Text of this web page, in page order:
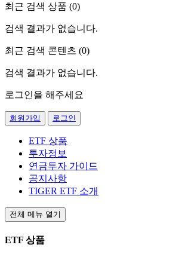
최근 검색 상품 (0)
검색 결과가 없습니다.
최근 검색 콘텐츠 (0)
검색 결과가 없습니다.
로그인을 해주세요
회원가입 로그인
ETF 상품
투자정보
연금투자 가이드
공지사항
TIGER ETF 소개
전체 메뉴 열기
ETF 상품